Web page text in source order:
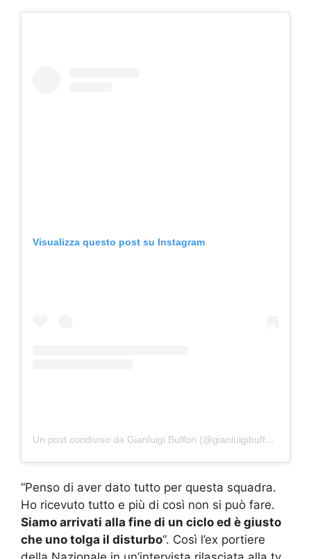
Visualizza questo post su Instagram
Un post condiviso da Gianluigi Buffon (@gianluigibuffon)
“Penso di aver dato tutto per questa squadra.
Ho ricevuto tutto e più di così non si può fare.
Siamo arrivati alla fine di un ciclo ed è giusto
che uno tolga il disturbo“. Così l’ex portiere